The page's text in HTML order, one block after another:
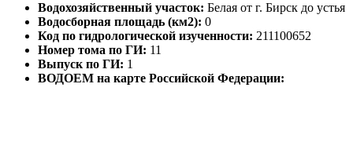
Водохозяйственный участок: Белая от г. Бирск до устья
Водосборная площадь (км2): 0
Код по гидрологической изученности: 211100652
Номер тома по ГИ: 11
Выпуск по ГИ: 1
ВОДОЕМ на карте Российской Федерации: